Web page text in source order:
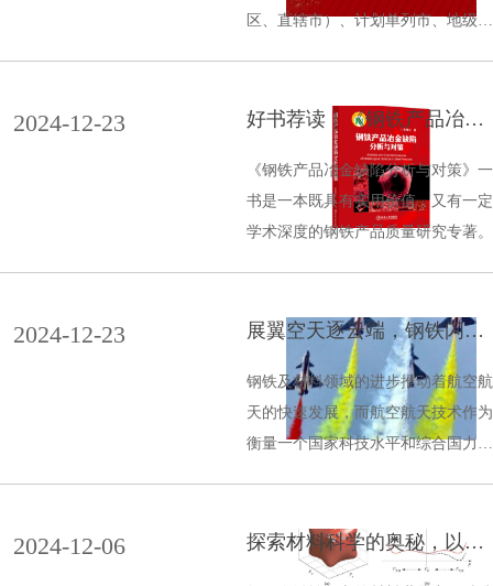
区、直辖市）、计划单列市、地级市
好书荐读｜《钢铁产品冶金
缺陷分析与对策》一书问世
《钢铁产品冶金缺陷分析与对策》一
书是一本既具有实用价值，又有一定
学术深度的钢铁产品质量研究专著。
2024-12-23
展翼空天逐云端，钢铁闪耀
航天展
钢铁及材料领域的进步推动着航空航
天的快速发展，而航空航天技术作为
衡量一个国家科技水平和综合国力的
了相关领域的科技进步。
2024-12-23
探索材料科学的奥秘，以第
一性原理热力学引领创新设
2024-12-06